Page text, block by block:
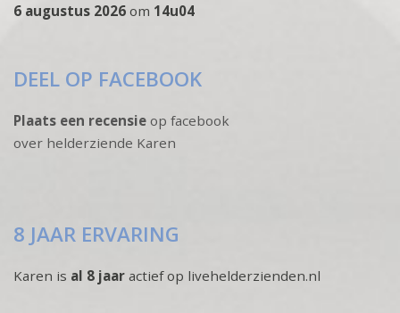
6 augustus 2026 om 14u04
DEEL OP FACEBOOK
Plaats een recensie op facebook
over helderziende Karen
8 JAAR ERVARING
Karen is al 8 jaar actief op livehelderzienden.nl